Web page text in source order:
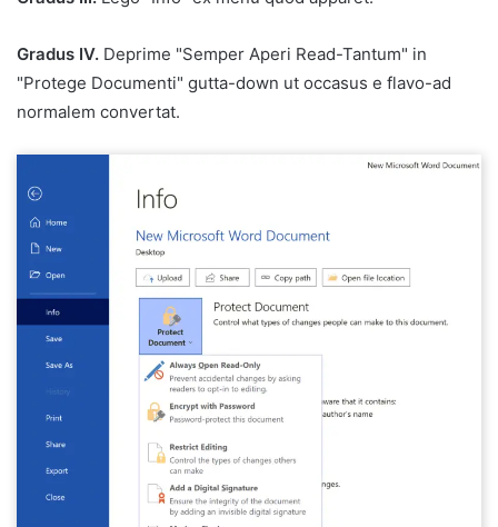
Gradus IV. Deprime "Semper Aperi Read-Tantum" in
"Protege Documenti" gutta-down ut occasus e flavo-ad
normalem convertat.